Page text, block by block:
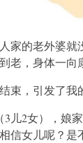
家的老外婆就
老，身体一向
束，引发了我
3儿2女），娘
信女儿呢？是